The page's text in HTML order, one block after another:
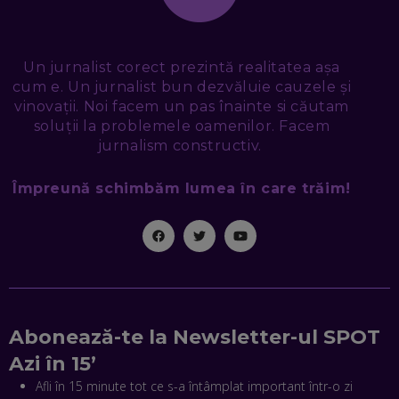
SMART CITY: CUM SE NAȘTE UN ORAȘ INTELIGENT. CE „NU
PUȘCĂ” LA NOI. ÎN CE DEȘERT SE CONSTRUIEȘTE CEL MAI
NICOLAE ȚIBRIGAN, DIGITAL FORENSIC TEAM: CUM ÎȚI DAI
SEAMA CĂ CINEVA ÎNCEARCĂ SĂ TE MANIPULEZE, ONLINE.
CE-AM ÎNVĂȚAT DIN EPISODUL GEORGESCU
EP. 46
MIHAI CEPOI, JOBFUL: SCHIMBĂM MODUL ÎN CARE APLICI
DISPECERAT AUTOMAT DE PE PIAȚĂ! CUM POATE
REVOLUȚIONA LIVRĂRILE RAPIDE, DIN ROMÂNIA PÂNĂ ÎN
ASIA
Un jurnalist corect prezintă realitatea așa
cum e. Un jurnalist bun dezvăluie cauzele și
vinovații. Noi facem un pas înainte si căutam
soluții la problemele oamenilor. Facem
jurnalism constructiv.
Împreună schimbăm lumea în care trăim!
Abonează-te la Newsletter-ul SPOT
Azi în 15’
Afli în 15 minute tot ce s-a întâmplat important într-o zi